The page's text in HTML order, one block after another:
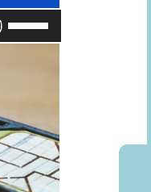
鍵
以
提
高